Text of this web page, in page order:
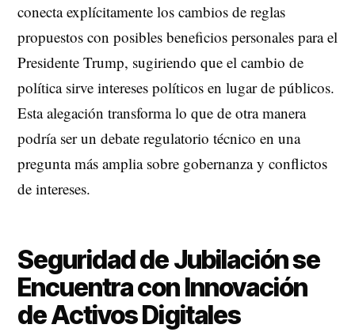
conecta explícitamente los cambios de reglas
propuestos con posibles beneficios personales para el
Presidente Trump, sugiriendo que el cambio de
política sirve intereses políticos en lugar de públicos.
Esta alegación transforma lo que de otra manera
podría ser un debate regulatorio técnico en una
pregunta más amplia sobre gobernanza y conflictos
de intereses.
Seguridad de Jubilación se
Encuentra con Innovación
de Activos Digitales